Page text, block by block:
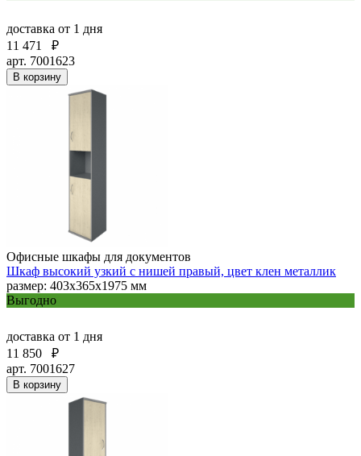
доставка от 1 дня
11 471
₽
арт. 7001623
В корзину
Офисные шкафы для документов
Шкаф высокий узкий с нишей правый, цвет клен металлик
размер: 403х365х1975 мм
Выгодно
доставка от 1 дня
11 850
₽
арт. 7001627
В корзину